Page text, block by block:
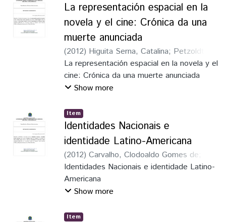
La representación espacial en la
novela y el cine: Crónica da una
muerte anunciada
(2012) Higuita Serna, Catalina; Petzoldt,
Bruno López
La representación espacial en la novela y el
cine: Crónica da una muerte anunciada
Show more
Item
Identidades Nacionais e
identidade Latino-Americana
(2012) Carvalho, Clodoaldo Gomes de
Suárez Cruz, Clara Agustina
Identidades Nacionais e identidade Latino-
Americana
Show more
Item